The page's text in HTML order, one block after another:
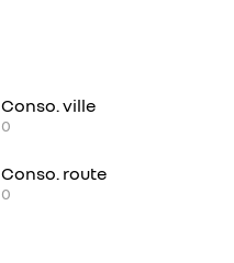
Conso. ville
0
Conso. route
0